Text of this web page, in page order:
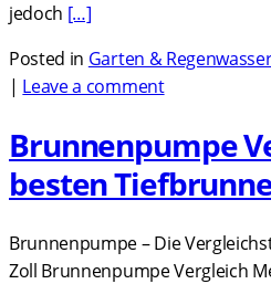
jedoch […]
Posted in Garten &
| Leave a comment
Brunnenpumpe
besten
Brunnenpumpe – Die
Zoll Brunnenpumpe Vergleich